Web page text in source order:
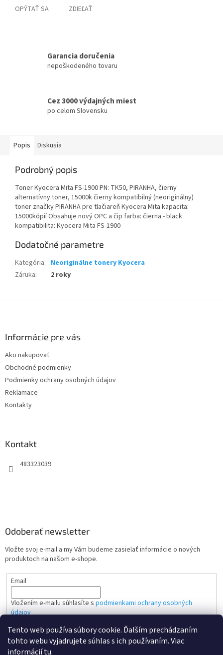
Tento web používa súbory cookie. Ďalším prechádzaním
tohto webu vyjadrujete súhlas s ich používaním. Viac
informáciítu.
OPÝTAŤ SA ZDIEĽAŤ
Garancia doručenia
nepoškodeného tovaru
Cez 3000 výdajných miest
po celom Slovensku
Popis Diskusia
Podrobný popis
Toner Kyocera Mita FS-1900 PN: TK50, PIRANHA, čierny
alternatívny toner, 15000k čierny kompatibilný (neoriginálny)
toner značky PIRANHA pre tlačiareň Kyocera Mita kapacita:
15000kópií Obsahuje nový OPC a čip farba: čierna - black
kompatibilita: Kyocera Mita FS-1900
Dodatočné parametre
Kategória: Neoriginálne tonery Kyocera
Záruka: 2 roky
Informácie pre vás
Ako nakupovať
Obchodné podmienky
Podmienky ochrany osobných údajov
Reklamace
Kontakty
Kontakt
483323039
Odoberať newsletter
Vložte svoj e-mail a my Vám budeme zasielať informácie o nových
produktoch na našom e-shope.
Email
Vložením e-mailu súhlasíte s podmienkami ochrany osobných
údajov
PRIHLÁSIŤ SA